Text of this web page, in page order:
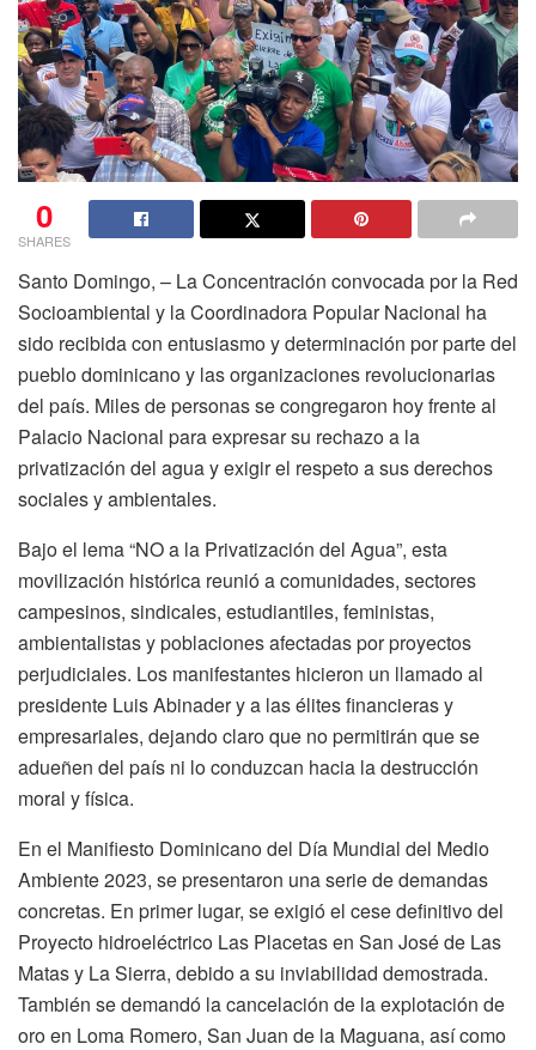
0
SHARES
Santo Domingo, – La Concentración convocada por la Red
Socioambiental y la Coordinadora Popular Nacional ha
sido recibida con entusiasmo y determinación por parte del
pueblo dominicano y las organizaciones revolucionarias
del país. Miles de personas se congregaron hoy frente al
Palacio Nacional paraexpresar su rechazo a la
privatización del aguay exigir el respeto a sus derechos
sociales y ambientales.
Bajo el lema“NO a la Privatización del Agua”, esta
movilización histórica reunió a comunidades, sectores
campesinos, sindicales, estudiantiles, feministas,
ambientalistas y poblaciones afectadas por proyectos
perjudiciales. Los manifestantes hicieron un llamado al
presidente Luis Abinader y a las élites financieras y
empresariales, dejando claro que no permitirán que se
adueñen del país ni lo conduzcan hacia la destrucción
moral y física.
En el Manifiesto Dominicano del Día Mundial del Medio
Ambiente 2023, se presentaron una serie de demandas
concretas. En primer lugar, se exigió el cese definitivo del
Proyecto hidroeléctrico Las Placetas en San José de Las
Matas y La Sierra, debido a su inviabilidad demostrada.
También se demandó la cancelación de la explotación de
oro en Loma Romero, San Juan de la Maguana, así como